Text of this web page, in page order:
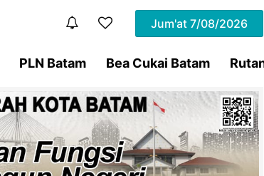
Jum'at 7/08/2026
PLN Batam Bea Cukai Batam